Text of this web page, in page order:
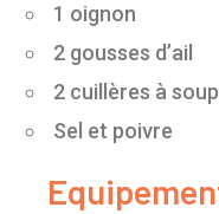
1 oignon
2 gousses d’ail
2 cuillères à
Sel et poivre